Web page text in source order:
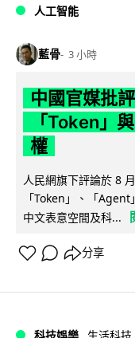
人工智能
藍骨 3 小時
中國官媒批
「Token」
權
人民網旗下評論於 8
「Token」、「
中文表意空間及科...
分享